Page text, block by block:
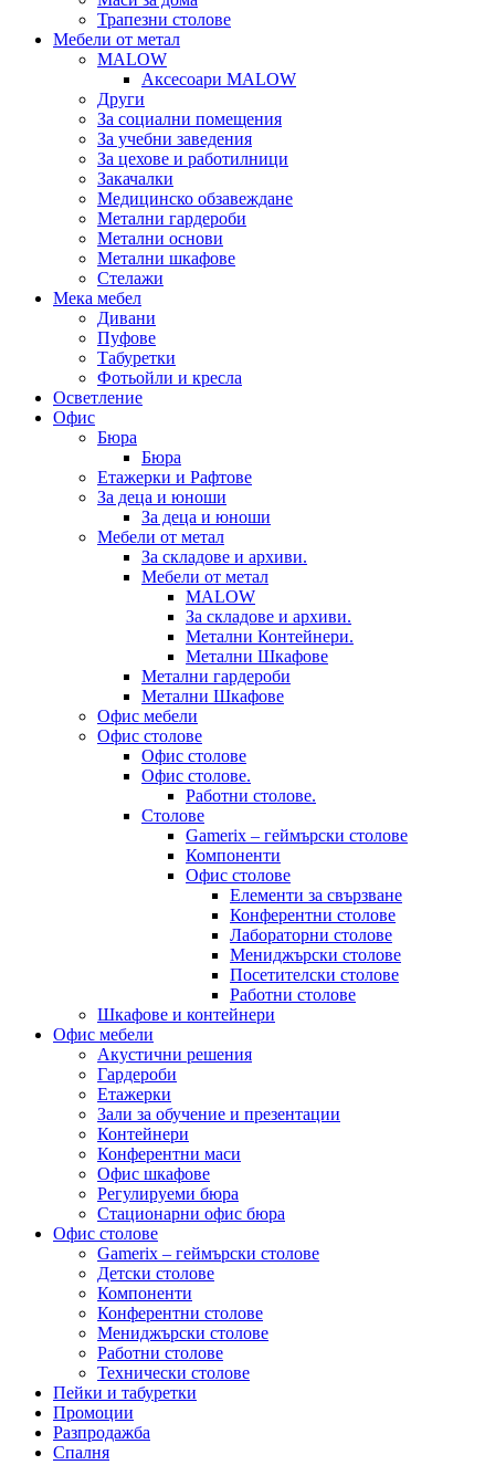
Трапезни столове
Мебели от метал
MALOW
Аксесоари MALOW
Други
За социални помещения
За учебни заведения
За цехове и работилници
Закачалки
Медицинско обзавеждане
Метални гардероби
Метални основи
Метални шкафове
Стелажи
Мека мебел
Дивани
Пуфове
Табуретки
Фотьойли и кресла
Осветление
Офис
Бюра
Бюра
Етажерки и Рафтове
За деца и юноши
За деца и юноши
Мебели от метал
За складове и архиви.
Мебели от метал
MALOW
За складове и архиви.
Метални Контейнери.
Метални Шкафове
Метални гардероби
Метални Шкафове
Офис мебели
Офис столове
Офис столове
Офис столове.
Работни столове.
Столове
Gamerix – геймърски столове
Компоненти
Офис столове
Елементи за свързване
Конферентни столове
Лабораторни столове
Мениджърски столове
Посетителски столове
Работни столове
Шкафове и контейнери
Офис мебели
Акустични решения
Гардероби
Етажерки
Зали за обучение и презентации
Контейнери
Конферентни маси
Офис шкафове
Регулируеми бюра
Стационарни офис бюра
Офис столове
Gamerix – геймърски столове
Детски столове
Компоненти
Конферентни столове
Мениджърски столове
Работни столове
Технически столове
Пейки и табуретки
Промоции
Разпродажба
Спалня